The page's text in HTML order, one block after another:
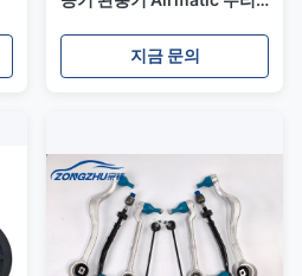
A2223207313 감지기 벨브
지금 문의